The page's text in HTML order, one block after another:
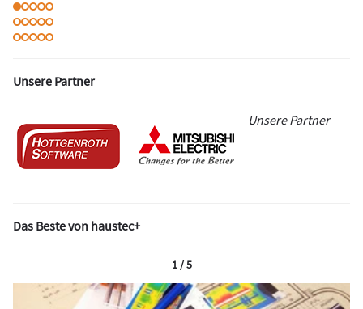
Unsere Partner
Unsere Partner
Das Beste von haustec+
1 / 5